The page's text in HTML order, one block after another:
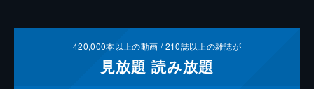
420,000本以上の動画 /210誌以上の雑誌が
見放題 読み放題